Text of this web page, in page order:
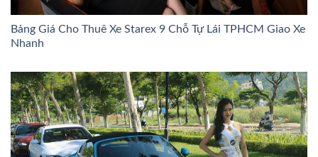
Bảng Giá Cho Thuê Xe Starex 9 Chỗ Tự Lái TPHCM Giao Xe
Nhanh